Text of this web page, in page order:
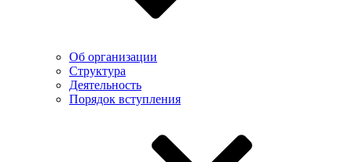
Об организации
Структура
Деятельность
Порядок вступления